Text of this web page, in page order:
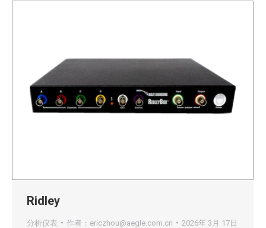
Ridley
分析仪表 作者： ericzhou@aegle.com.cn 2026年 3月 17日